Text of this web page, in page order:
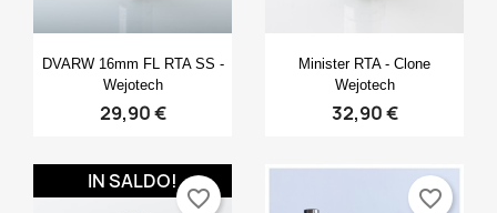
 Anteprima
DVARW 16mm FL RTA SS -
Wejotech
29,90 €
Anteprima
Minister RTA - Clone
Wejotech
32,90 €
IN SALDO!
favorite_border favorite_border